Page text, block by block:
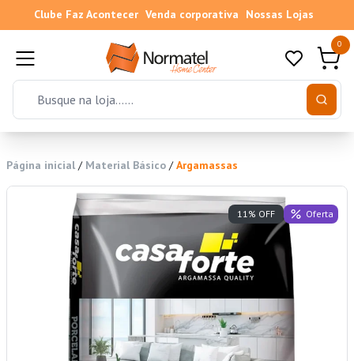
Clube Faz Acontecer Venda corporativa Nossas Lojas
0
Página inicial / Material Básico /Argamassas
11% OFF Oferta